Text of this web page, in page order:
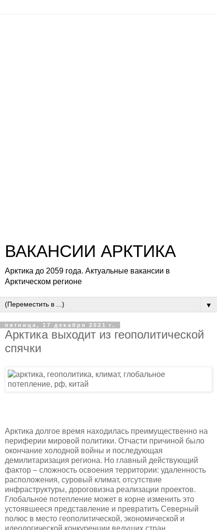
ВАКАНСИИ АРКТИКА
Арктика до 2059 года. Актуальные вакансии в
Арктическом регионе
▼
пятница, 17 декабря 2021 г.
Арктика выходит из геополитической
спячки
Арктика долгое время находилась преимущественно на
периферии мировой политики. Отчасти причиной было
окончание холодной войны и последующая
демилитаризация региона. Но главный действующий
фактор – сложность освоения территории: удаленность
расположения, суровый климат, отсутствие
инфраструктуры, дороговизна реализации проектов.
Глобальное потепление может в корне изменить это
устоявшееся представление и превратить Северный
полюс в место геополитической, экономической и